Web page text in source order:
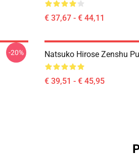
€ 37,67 - € 44,11
-20% Natsuko Hirose Zenshu
€ 39,51 - € 45,95